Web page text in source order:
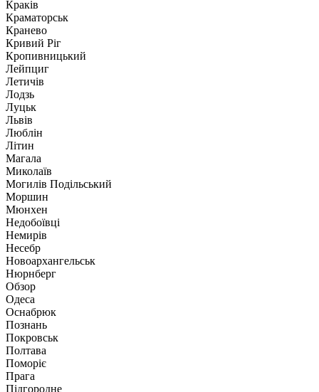
Краків
Краматорськ
Кранево
Кривий Ріг
Кропивницький
Лейпциг
Летичів
Лодзь
Луцьк
Львів
Люблін
Літин
Магала
Миколаїв
Могилів Подільський
Моршин
Мюнхен
Недобоївці
Немирів
Несебр
Новоархангельськ
Нюрнберг
Обзор
Одеса
Оснабрюк
Познань
Покровськ
Полтава
Поморіє
Прага
Підгородне